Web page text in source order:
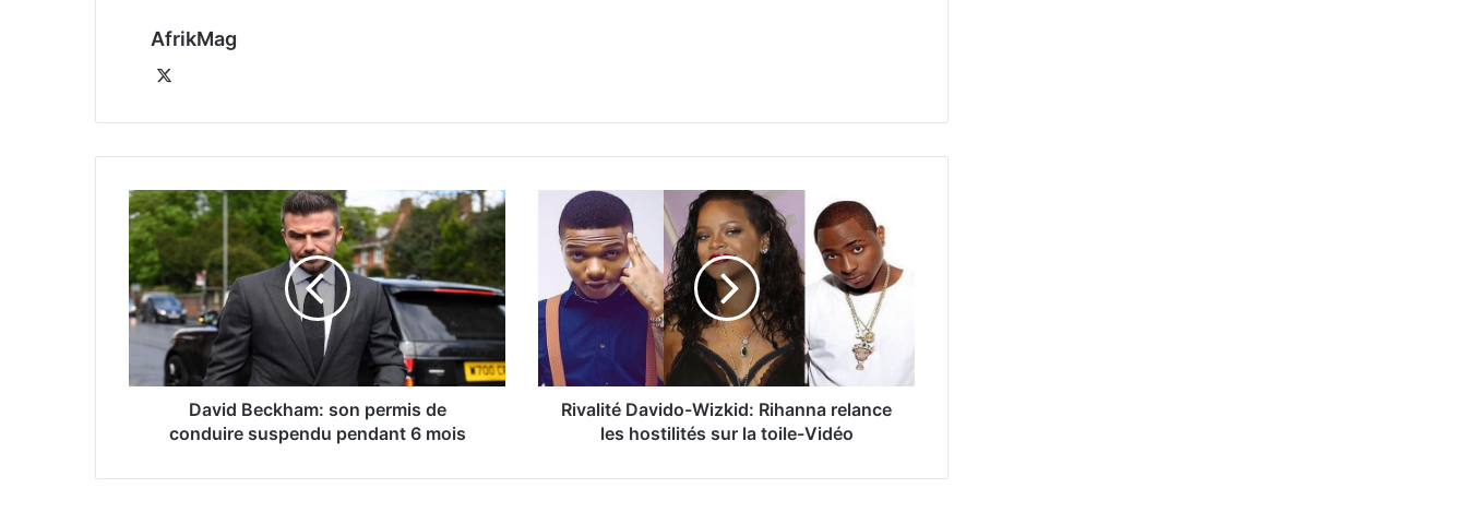
AfrikMag
David Beckham: son permis de
conduire suspendu pendant 6 mois
Rivalité Davido-Wizkid: Rihanna relance
les hostilités sur la toile-Vidéo